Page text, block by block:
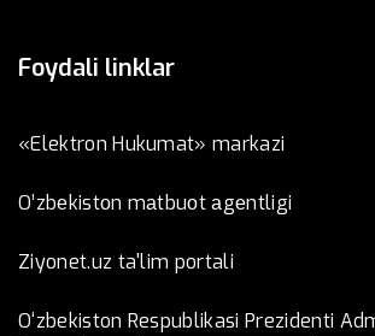
Foydali linklar
«Elektron Hukumat» markazi
O’zbеkistоn mаtbuоt аgеntligi
Ziyonet.uz ta'lim portali
O‘zbekiston Respublikasi Prezidenti